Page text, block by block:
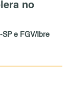
no
SP e FGV/Ibre